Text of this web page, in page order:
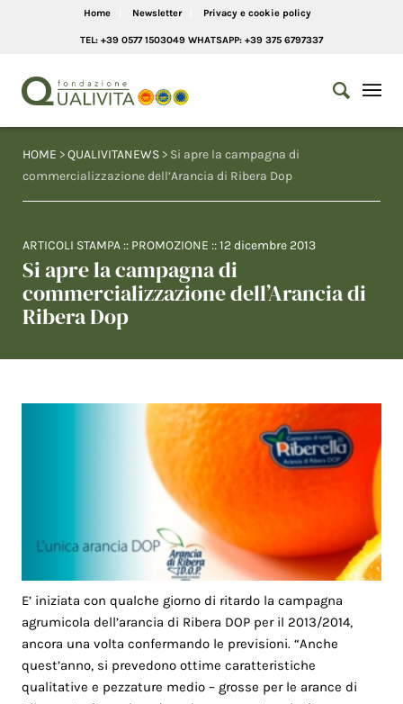
Home Newsletter Privacy e cookie policy
TEL: +39 0577 1503049 WHATSAPP: +39 375 6797337
HOME >QUALIVITANEWS > Si apre la campagna di
commercializzazione dell’Arancia di Ribera Dop
ARTICOLI STAMPA :: PROMOZIONE ::12 dicembre 2013
Si apre la campagna di
commercializzazione dell’Arancia di
Ribera Dop
E’ iniziata con qualche giorno di ritardo la campagna
agrumicola dell’arancia di Ribera DOP per il 2013/2014,
ancora una volta confermando le previsioni. “Anche
quest’anno, si prevedono ottime caratteristiche
qualitative e pezzature medio – grosse per le arance di